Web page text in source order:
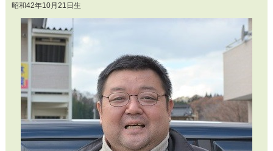
昭和42年10月21日生